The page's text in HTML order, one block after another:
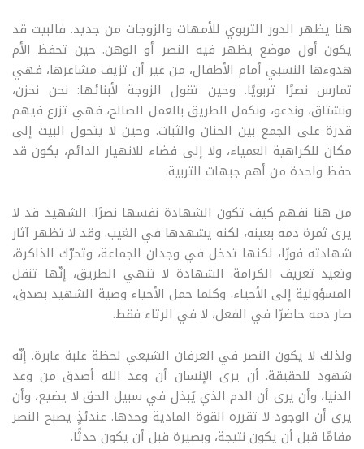
هنا يظهر الدور التربوي للأمهات والزوجات من جديد. فالبيت قد
يكون أول موضع يظهر فيه النصر أو الوهن. حين تحفظ الأم
هدوءها النسبي أمام الأطفال، من غير أن تزيف مشاعرها، فهي
تمارس نصرًا تربويًا. وحين تقول الزوجة لأبنائها: نحن نحزن،
ونشتاق، وندعو، ونكمل الطريق بالعمل الصالح، فهي تزرع فيهم
قدرة على الجمع بين الحنان والثبات. وحين لا يتحول البيت إلى
مكان للكراهية العمياء، ولا إلى فضاء للانهيار الدائم، يكون قد
حفظ واحدة من أهم جبهات التربية.
من هنا نفهم كيف تكون الشهادة نفسها نصرًا. الشهيد قد لا
يرى ثمرة دمه بعينه، لكنه يشهدها في الغيب. وقد لا تظهر آثار
شهادته فورًا، لكنها تدخل في وجدان الجماعة، وتحرّك الذاكرة،
وتعيد تعريف الكرامة. الشهادة لا تنهي الطريق، إنّها تنقل
المسؤولية إلى الأحياء. وكلما حمل الأحياء وصية الشهيد بصدق،
صار دمه حاضرًا في الفعل، لا في الرثاء فقط.
ولذلك لا يكون النصر في العرفان الشيعي لحظة غلبة عابرة. إنّه
شهود للحقيقة. أن يرى الإنسان أن وعد الله أصدق من وعد
الدنيا، وأن يرى أن الدم الذي يُبذل في سبيل الحق لا يضيع، وأن
يرى أن الوجود لا تقرره القوة المادية وحدها. عندئذٍ يصبح النصر
مقامًا قبل أن يكون نتيجة، وبصيرة قبل أن يكون حدثًا.